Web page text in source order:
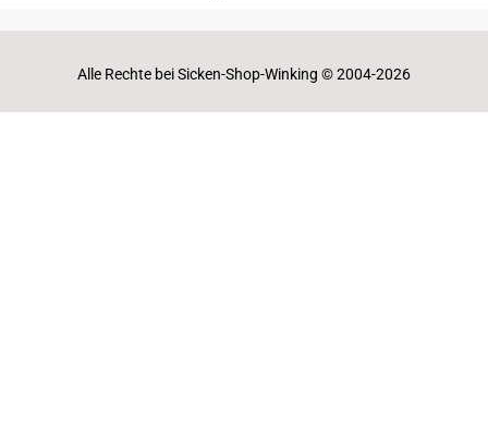
Alle Rechte bei Sicken-Shop-Winking © 2004-2026